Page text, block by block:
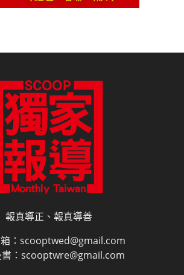
報真導正、報真導善
：scooptwed@gmail.com
書：scooptwre@gmail.com